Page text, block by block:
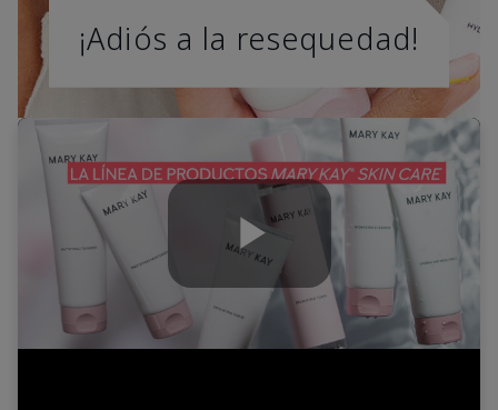
¡Adiós a la resequedad!
Play